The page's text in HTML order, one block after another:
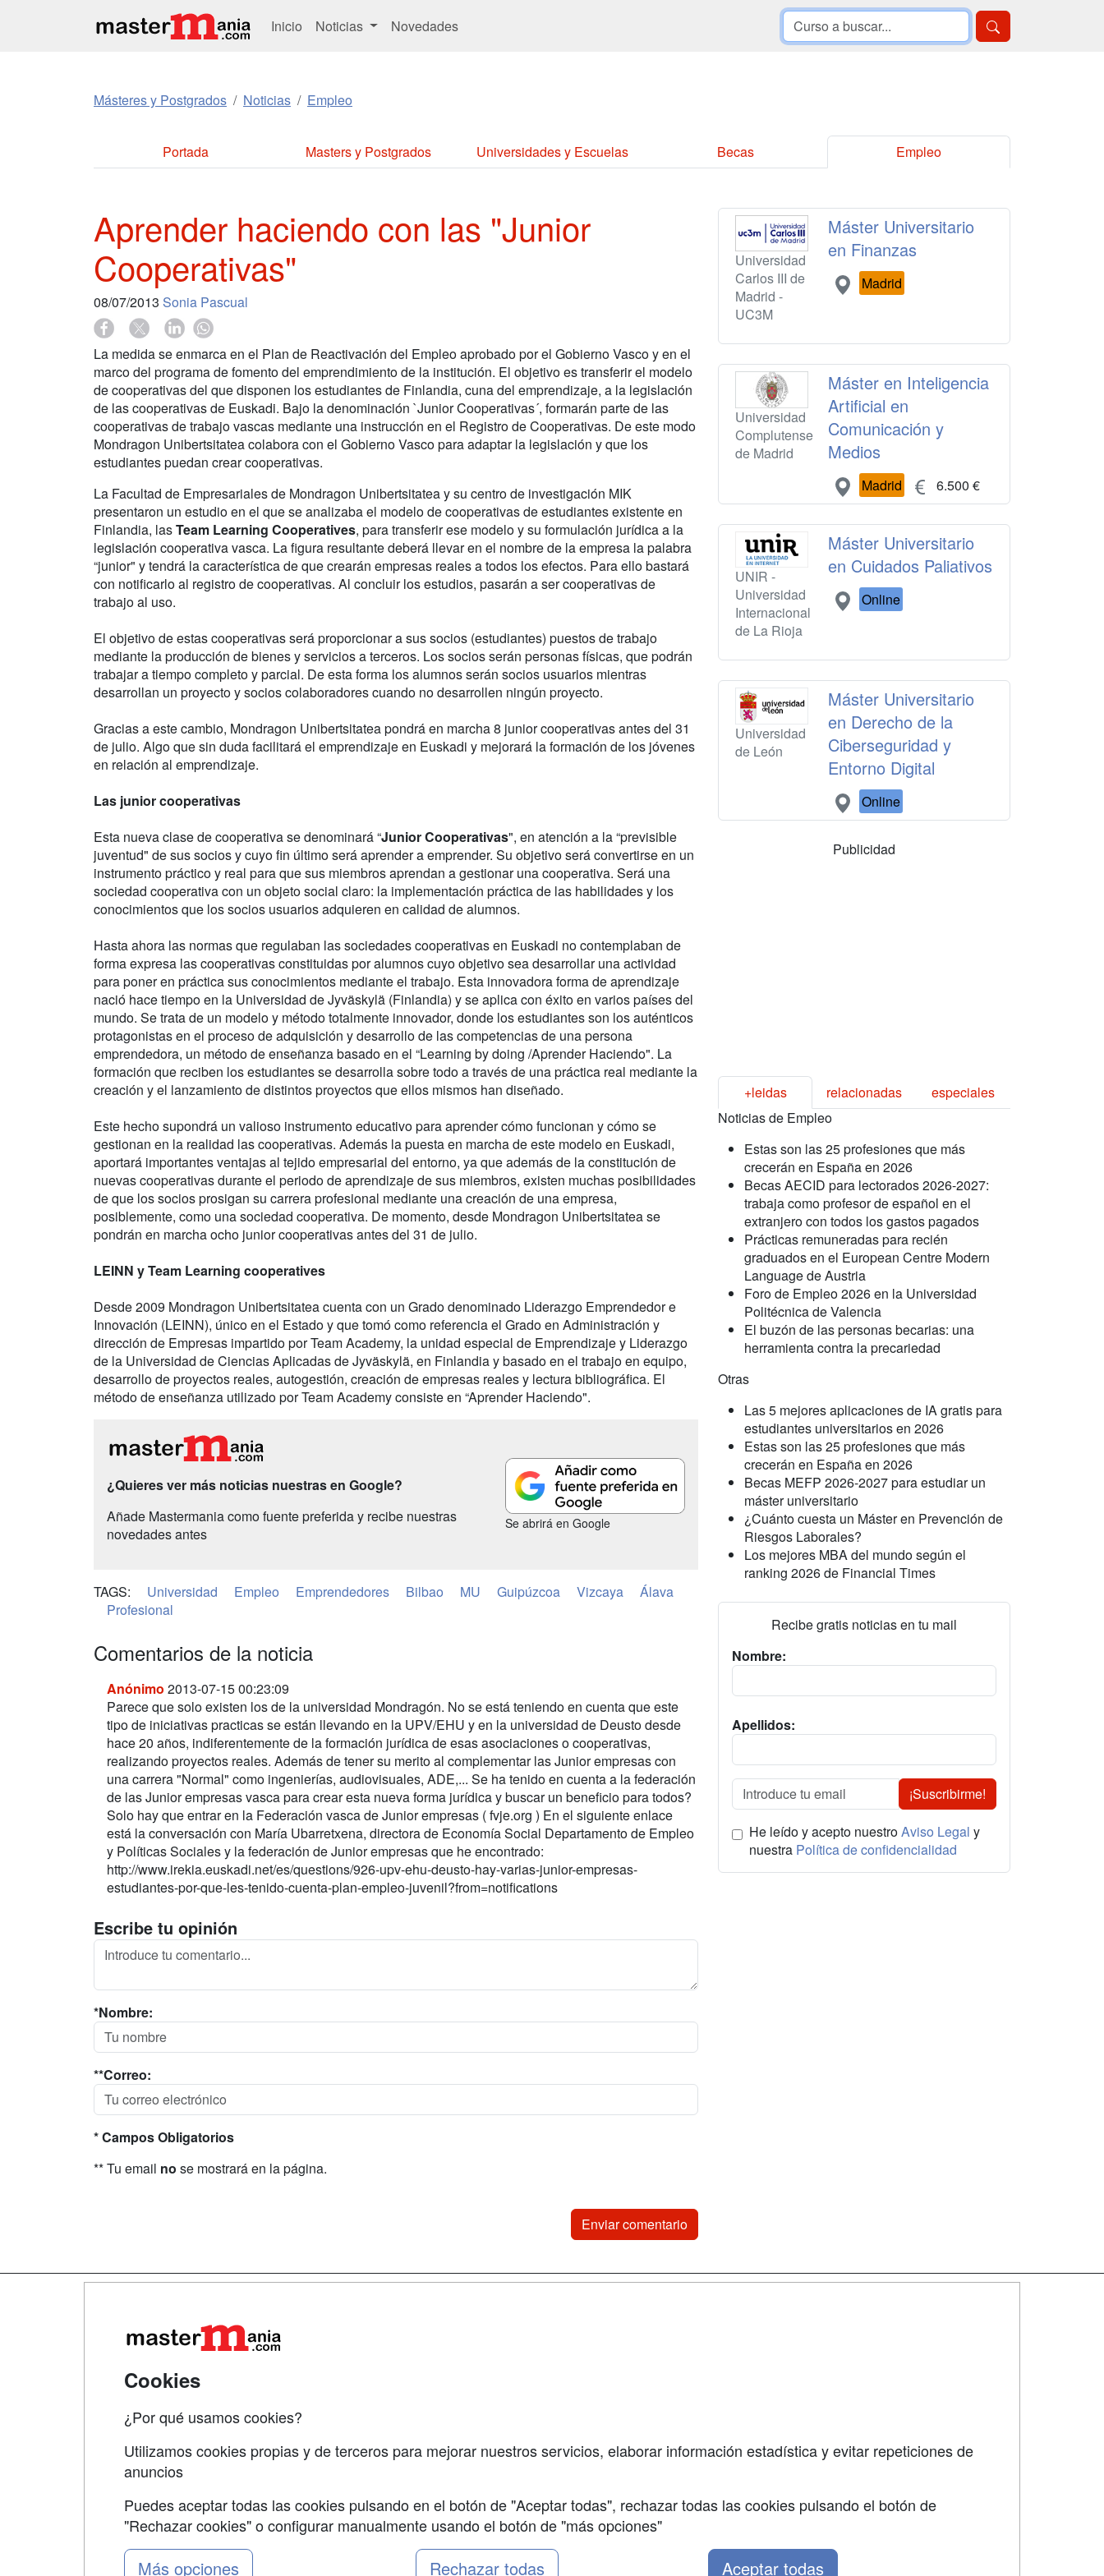
Inicio Noticias Novedades
Másteres y Postgrados Noticias Empleo
Portada Masters y Postgrados Universidades y Escuelas Becas Empleo
Aprender haciendo con las "Junior
Cooperativas"
08/07/2013 Sonia Pascual
La medida se enmarca en el Plan de Reactivación del Empleo aprobado por el Gobierno Vasco y en el
marco del programa de fomento del emprendimiento de la institución. El objetivo es transferir el modelo
de cooperativas del que disponen los estudiantes de Finlandia, cuna del emprendizaje, a la legislación
de las cooperativas de Euskadi. Bajo la denominación `Junior Cooperativas´, formarán parte de las
cooperativas de trabajo vascas mediante una instrucción en el Registro de Cooperativas. De este modo
Mondragon Unibertsitatea colabora con el Gobierno Vasco para adaptar la legislación y que los
estudiantes puedan crear cooperativas.
La Facultad de Empresariales de Mondragon Unibertsitatea y su centro de investigación MIK
presentaron un estudio en el que se analizaba el modelo de cooperativas de estudiantes existente en
Finlandia, lasTeam Learning Cooperatives, para transferir ese modelo y su formulación jurídica a la
legislación cooperativa vasca. La figura resultante deberá llevar en el nombre de la empresa la palabra
“junior" y tendrá la característica de que crearán empresas reales a todos los efectos. Para ello bastará
con notificarlo al registro de cooperativas. Al concluir los estudios, pasarán a ser cooperativas de
trabajo al uso.
El objetivo de estas cooperativas será proporcionar a sus socios (estudiantes) puestos de trabajo
mediante la producción de bienes y servicios a terceros. Los socios serán personas físicas, que podrán
trabajar a tiempo completo y parcial. De esta forma los alumnos serán socios usuarios mientras
desarrollan un proyecto y socios colaboradores cuando no desarrollen ningún proyecto.
Gracias a este cambio, Mondragon Unibertsitatea pondrá en marcha 8 junior cooperativas antes del 31
de julio. Algo que sin duda facilitará el emprendizaje en Euskadi y mejorará la formación de los jóvenes
en relación al emprendizaje.
Las junior cooperativas
Esta nueva clase de cooperativa se denominará “Junior Cooperativas", en atención a la “previsible
juventud" de sus socios y cuyo fin último será aprender a emprender. Su objetivo será convertirse en un
instrumento práctico y real para que sus miembros aprendan a gestionar una cooperativa. Será una
sociedad cooperativa con un objeto social claro: la implementación práctica de las habilidades y los
conocimientos que los socios usuarios adquieren en calidad de alumnos.
Hasta ahora las normas que regulaban las sociedades cooperativas en Euskadi no contemplaban de
forma expresa las cooperativas constituidas por alumnos cuyo objetivo sea desarrollar una actividad
para poner en práctica sus conocimientos mediante el trabajo. Esta innovadora forma de aprendizaje
nació hace tiempo en la Universidad de Jyväskylä (Finlandia) y se aplica con éxito en varios países del
mundo. Se trata de un modelo y método totalmente innovador, donde los estudiantes son los auténticos
protagonistas en el proceso de adquisición y desarrollo de las competencias de una persona
emprendedora, un método de enseñanza basado en el “Learning by doing /Aprender Haciendo". La
formación que reciben los estudiantes se desarrolla sobre todo a través de una práctica real mediante la
creación y el lanzamiento de distintos proyectos que ellos mismos han diseñado.
Este hecho supondrá un valioso instrumento educativo para aprender cómo funcionan y cómo se
gestionan en la realidad las cooperativas. Además la puesta en marcha de este modelo en Euskadi,
aportará importantes ventajas al tejido empresarial del entorno, ya que además de la constitución de
nuevas cooperativas durante el periodo de aprendizaje de sus miembros, existen muchas posibilidades
de que los socios prosigan su carrera profesional mediante una creación de una empresa,
posiblemente, como una sociedad cooperativa. De momento, desde Mondragon Unibertsitatea se
pondrán en marcha ocho junior cooperativas antes del 31 de julio.
LEINN y Team Learning cooperatives
Desde 2009 Mondragon Unibertsitatea cuenta con un Grado denominado Liderazgo Emprendedor e
Innovación (LEINN), único en el Estado y que tomó como referencia el Grado en Administración y
dirección de Empresas impartido por Team Academy, la unidad especial de Emprendizaje y Liderazgo
de la Universidad de Ciencias Aplicadas de Jyväskylä, en Finlandia y basado en el trabajo en equipo,
desarrollo de proyectos reales, autogestión, creación de empresas reales y lectura bibliográfica. El
método de enseñanza utilizado por Team Academy consiste en “Aprender Haciendo".
¿Quieres ver más noticias nuestras en Google?
Añade Mastermania como fuente preferida y recibe nuestras
novedades antes
Se abrirá en Google
TAGS: Universidad Empleo Emprendedores Bilbao MU Guipúzcoa Vizcaya
Álava
Profesional
Comentarios de la noticia
Anónimo 2013-07-15 00:23:09
Parece que solo existen los de la universidad Mondragón. No se está teniendo en cuenta que este
tipo de iniciativas practicas se están llevando en la UPV/EHU y en la universidad de Deusto desde
hace 20 años, indiferentemente de la formación jurídica de esas asociaciones o cooperativas,
realizando proyectos reales. Además de tener su merito al complementar las Junior empresas con
una carrera "Normal" como ingenierías, audiovisuales, ADE,... Se ha tenido en cuenta a la federación
de las Junior empresas vasca para crear esta nueva forma jurídica y buscar un beneficio para todos?
Solo hay que entrar en la Federación vasca de Junior empresas ( fvje.org ) En el siguiente enlace
está la conversación con María Ubarretxena, directora de Economía Social Departamento de Empleo
y Políticas Sociales y la federación de Junior empresas que he encontrado:
http://www.irekia.euskadi.net/es/questions/926-upv-ehu-deusto-hay-varias-junior-empresas-
estudiantes-por-que-les-tenido-cuenta-plan-empleo-juvenil?from=notifications
Escribe tu opinión
*Nombre:
**Correo:
* Campos Obligatorios
** Tu email no se mostrará en la página.
Universidad
Carlos III de
Madrid -
UC3M
Máster Universitario
en Finanzas
Madrid
Universidad
Complutense
de Madrid
Máster en Inteligencia
Artificial en
Comunicación y
Medios
Madrid 6.500 €
UNIR -
Universidad
Internacional
de La Rioja
Máster Universitario
en Cuidados Paliativos
Online
Universidad
de León
Máster Universitario
en Derecho de la
Ciberseguridad y
Entorno Digital
Online
Publicidad
+leidas relacionadas
especiales
Noticias de Empleo
Estas son las 25 profesiones que más
crecerán en España en 2026
Becas AECID para lectorados 2026-2027:
trabaja como profesor de español en el
extranjero con todos los gastos pagados
Prácticas remuneradas para recién
graduados en el European Centre Modern
Language de Austria
Foro de Empleo 2026 en la Universidad
Politécnica de Valencia
El buzón de las personas becarias: una
herramienta contra la precariedad
Otras
Las 5 mejores aplicaciones de IA gratis para
estudiantes universitarios en 2026
Estas son las 25 profesiones que más
crecerán en España en 2026
Becas MEFP 2026-2027 para estudiar un
máster universitario
¿Cuánto cuesta un Máster en Prevención de
Riesgos Laborales?
Los mejores MBA del mundo según el
ranking 2026 de Financial Times
Recibe gratis noticias en tu mail
Nombre:
Apellidos:
¡Suscribirme!
He leído y acepto nuestroAviso Legal y
nuestra Política de confidencialidad
Grupo formazion:
Cookies
¿Por qué usamos cookies?
Utilizamos cookies propias y de terceros para mejorar nuestros servicios, elaborar información estadística y evitar repeticiones de
anuncios
Puedes aceptar todas las cookies pulsando en el botón de "Aceptar todas", rechazar todas las cookies pulsando el botón de
"Rechazar cookies" o configurar manualmente usando el botón de "más opciones"
Más opciones Rechazar todas Aceptar todas